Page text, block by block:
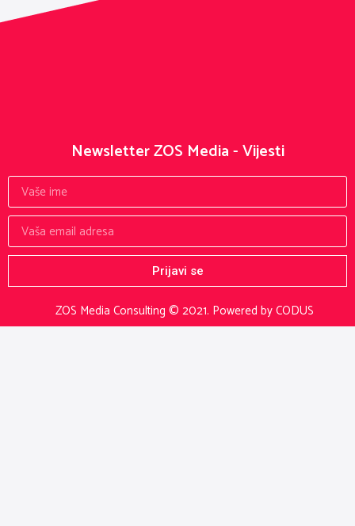
ZOS Media Consulting © 2021. Powered by CODUS
Newsletter ZOS Media - Vijesti
Prijavi se